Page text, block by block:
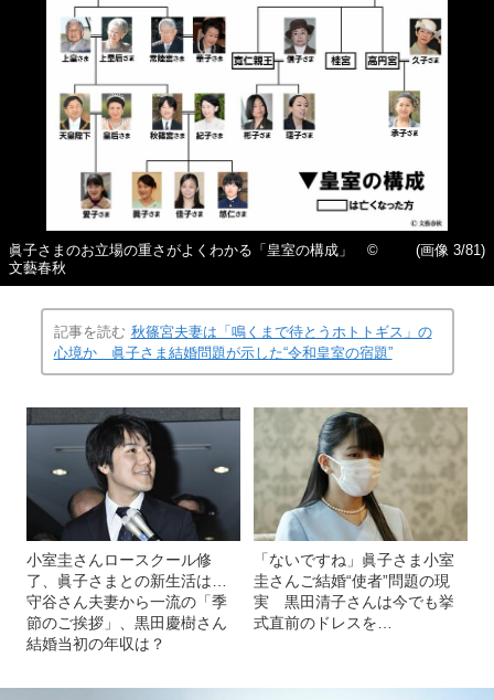
眞子さまのお立場の重さがよくわかる「皇室の構成」 ©
文藝春秋
(画像 3/81)
記事を読む 秋篠宮夫妻は「鳴くまで待とうホトトギス」の
心境か 眞子さま結婚問題が示した“令和皇室の宿題”
小室圭さんロースクール修
了、眞子さまとの新生活は…
守谷さん夫妻から一流の「季
節のご挨拶」、黒田慶樹さん
結婚当初の年収は？
「ないですね」眞子さま小室
圭さんご結婚“使者”問題の現
実 黒田清子さんは今でも挙
式直前のドレスを…